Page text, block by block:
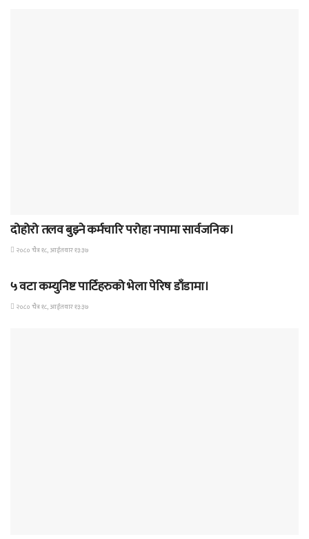
दोहोरो तलव बुझ्ने कर्मचारि परोहा नपामा सार्वजनिक।
२०८० चैत्र १८, आईतवार १३:३७
५ वटा कम्युनिष्ट पार्टिहरुको भेला पेरिष डाँडामा।
२०८० चैत्र १८, आईतवार १३:३७